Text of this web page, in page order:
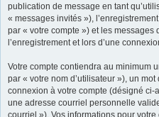
publication de message en tant
« messages invités »),
par « votre compte ») et les messages
l’enregistrement et lors d’une
Votre compte contiendra au minimum
par « votre nom d’utilisateur »), un
connexion à votre compte (désigné ci-
une adresse courriel personnelle
courriel »). Vos informations pour